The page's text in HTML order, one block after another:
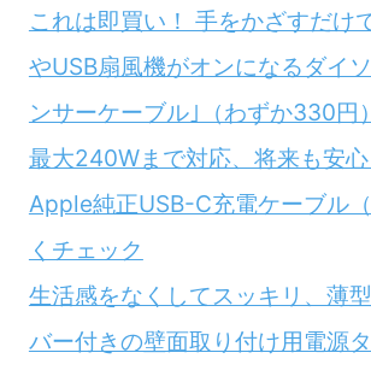
これは即買い！ 手をかざすだけ
やUSB扇風機がオンになるダイ
ンサーケーブル｣（わずか330円）
最大240Wまで対応、将来も安
Apple純正USB-C充電ケーブル
くチェック
生活感をなくしてスッキリ、薄
バー付きの壁面取り付け用電源